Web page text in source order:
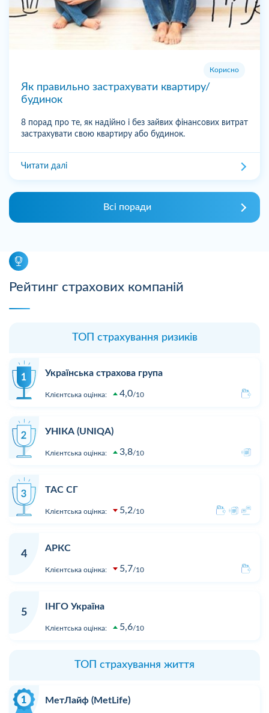
Корисно
Як правильно застрахувати квартиру/
будинок
8 порад про те, як надійно і без зайвих фінансових витрат
застрахувати свою квартиру або будинок.
Читати далі
Всі поради
Рейтинг страхових компаній
ТОП страхування ризиків
Українська страхова група
Клієнтська оцінка: 4,0 10
УНІКА (UNIQA)
Клієнтська оцінка: 3,8 10
ТАС СГ
Клієнтська оцінка: 5,2 10
4
АРКС
Клієнтська оцінка: 5,7 10
5
ІНГО Україна
Клієнтська оцінка: 5,6 10
ТОП страхування життя
МетЛайф (MetLife)